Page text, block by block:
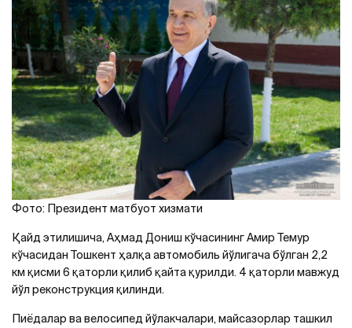
Фото: Президент матбуот хизмати
Қайд этилишича, Aҳмад Дониш кўчасининг Aмир Темур
кўчасидан Тошкент ҳалқа автомобиль йўлигача бўлган 2,2
км қисми 6 қаторли қилиб қайта қурилди. 4 қаторли мавжуд
йўл реконструкция қилинди.
Пиёдалар ва велосипед йўлакчалари, майсазорлар ташкил